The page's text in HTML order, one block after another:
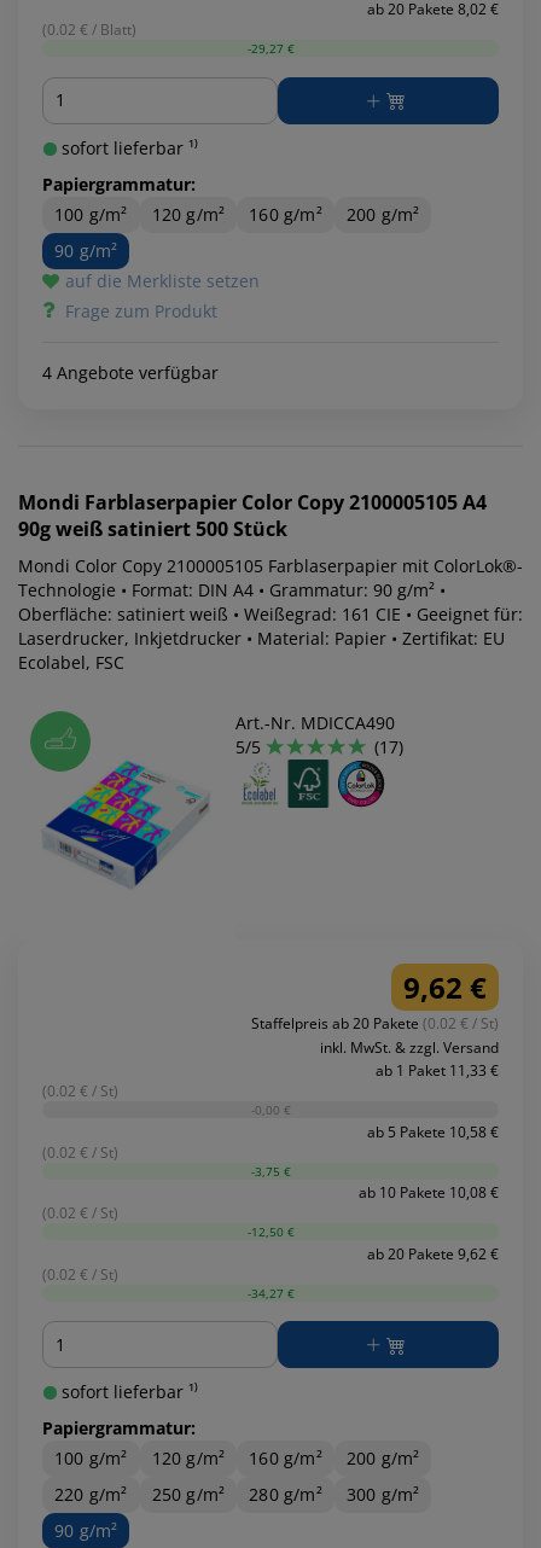
ab 20 Pakete 8,02 €
(0.02 € / Blatt)
-29,27 €
Menge
sofort lieferbar ¹⁾
Papiergrammatur:
100 g/m²
120 g/m² 160 g/m²
200 g/m²
90 g/m²
auf die Merkliste setzen
Frage zum Produkt
4 Angebote verfügbar
Mondi Farblaserpapier Color Copy 2100005105 A4
90g weiß satiniert 500 Stück
Mondi Color Copy 2100005105 Farblaserpapier mit ColorLok®-
Technologie • Format: DIN A4 • Grammatur: 90 g/m² •
Oberfläche: satiniert weiß • Weißegrad: 161 CIE • Geeignet für:
Laserdrucker, Inkjetdrucker • Material: Papier • Zertifikat: EU
Ecolabel, FSC
Art.-Nr. MDICCA490
5/5
(17)
9,62 €
Staffelpreis ab 20 Pakete (0.02 € / St)
inkl. MwSt. & zzgl. Versand
ab 1 Paket 11,33 €
(0.02 € / St)
-0,00 €
ab 5 Pakete 10,58 €
(0.02 € / St)
-3,75 €
ab 10 Pakete 10,08 €
(0.02 € / St)
-12,50 €
ab 20 Pakete 9,62 €
(0.02 € / St)
-34,27 €
Menge
sofort lieferbar ¹⁾
Papiergrammatur:
100 g/m²
120 g/m² 160 g/m²
200 g/m²
220 g/m²
250 g/m² 280 g/m²
300 g/m²
90 g/m²